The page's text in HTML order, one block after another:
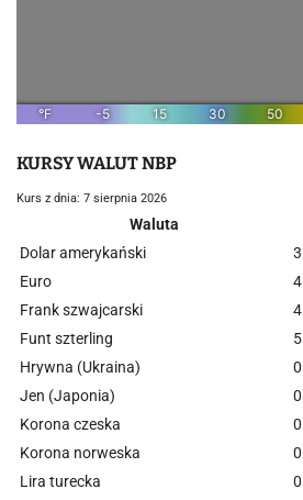
KURSY WALUT NBP
Kurs z dnia: 7 sierpnia 2026
Waluta
Dolar amerykański
Euro
Frank szwajcarski
Funt szterling
Hrywna (Ukraina)
Jen (Japonia)
Korona czeska
Korona norweska
Lira turecka